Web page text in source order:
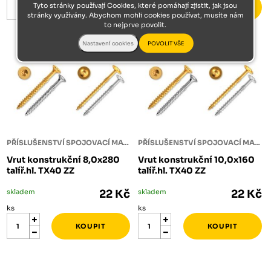
PŘÍSLUŠENSTVÍ SPOJOVACÍ MATERIÁL
Vrut konstrukční 8,0x280
talíř.hl. TX40 ZZ
skladem 22 Kč
ks
PŘÍSLUŠENSTVÍ SPOJOVACÍ MATERIÁL
Vrut konstrukční 10,0x160
talíř.hl. TX40 ZZ
skladem 22 Kč
ks
Tyto stránky používají Cookies, které pomáhají zjistit, jak jsou
stránky využívány. Abychom mohli cookies používat, musíte nám
to nejprve povolit.